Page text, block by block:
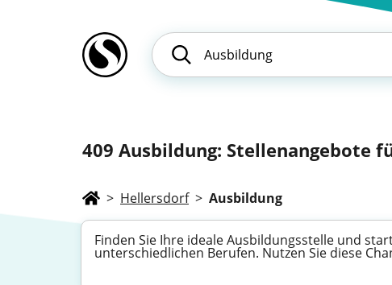
409 Ausbildung: Stellenangebote
> Hellersdorf > Ausbildung
Finden Sie Ihre ideale Ausbildungsstelle und
unterschiedlichen Berufen. Nutzen Sie diese